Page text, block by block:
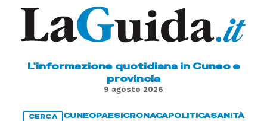
L'informazione quotidiana in Cuneo e
provincia
9 agosto 2026
CERCA CUNEOPAESICRONACAPOLITICASANITÀ